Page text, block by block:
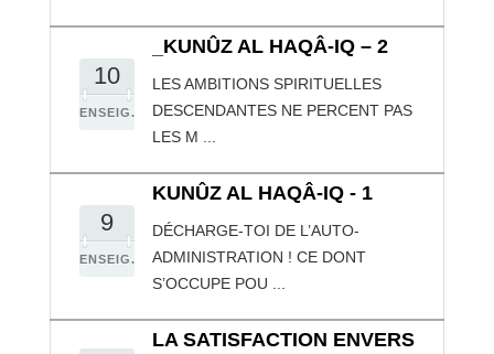
10
ENSEIG.
_KUNÛZ AL HAQÂ-IQ – 2
LES AMBITIONS SPIRITUELLES
DESCENDANTES NE PERCENT PAS
LES M ...
9
ENSEIG.
KUNÛZ AL HAQÂ-IQ - 1
DÉCHARGE-TOI DE L’AUTO-
ADMINISTRATION ! CE DONT
S’OCCUPE POU ...
LA SATISFACTION ENVERS